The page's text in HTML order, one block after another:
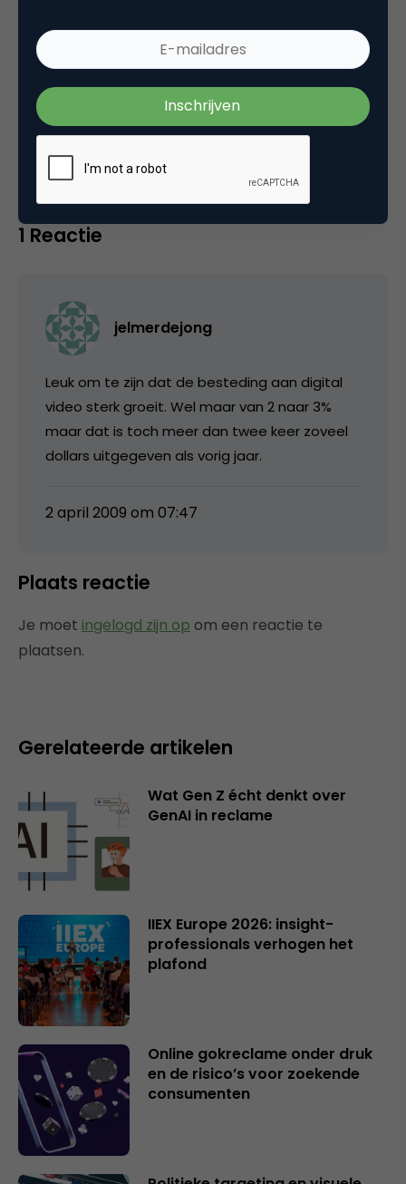
Advertising
Tags
mediabestedingen, online advertising
1 Reactie
jelmerdejong
Leuk om te zijn dat de besteding aan digital
video sterk groeit. Wel maar van 2 naar 3%
maar dat is toch meer dan twee keer zoveel
dollars uitgegeven als vorig jaar.
2 april 2009 om 07:47
Plaats reactie
Je moet ingelogd zijn op om een reactie te
plaatsen.
Gerelateerde artikelen
Wat Gen Z écht denkt over
GenAI in reclame
IIEX Europe 2026: insight-
professionals verhogen het
plafond
Online gokreclame onder druk
en de risico’s voor zoekende
consumenten